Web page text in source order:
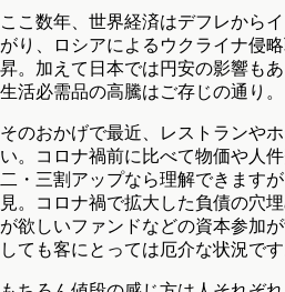
ここ数年、世界経済はデフレから
がり、ロシアによるウクライナ侵
昇。加えて日本では円安の影響も
生活必需品の高騰はご存じの通り。
そのおかげで最近、レストランや
い。コロナ禍前に比べて物価や人
二・三割アップなら理解できます
見。コロナ禍で拡大した負債の穴
が欲しいファンドなどの資本参加
しても客にとっては厄介な状況です